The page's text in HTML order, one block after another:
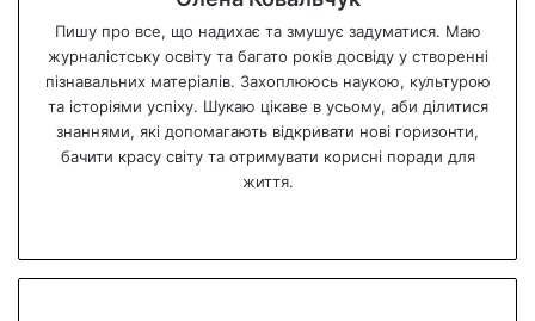
Пишу про все, що надихає та змушує задуматися. Маю
журналістську освіту та багато років досвіду у створенні
пізнавальних матеріалів. Захоплююсь наукою, культурою
та історіями успіху. Шукаю цікаве в усьому, аби ділитися
знаннями, які допомагають відкривати нові горизонти,
бачити красу світу та отримувати корисні поради для
життя.
te